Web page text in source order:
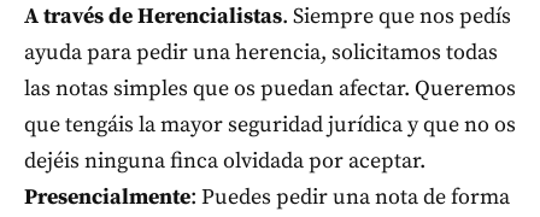
A través de Herencialistas. Siempre que nos pedís
ayuda para pedir una herencia, solicitamos todas
las notas simples que os puedan afectar. Queremos
que tengáis la mayor seguridad jurídica y que no os
dejéis ninguna finca olvidada por aceptar.
Presencialmente: Puedes pedir una nota de forma